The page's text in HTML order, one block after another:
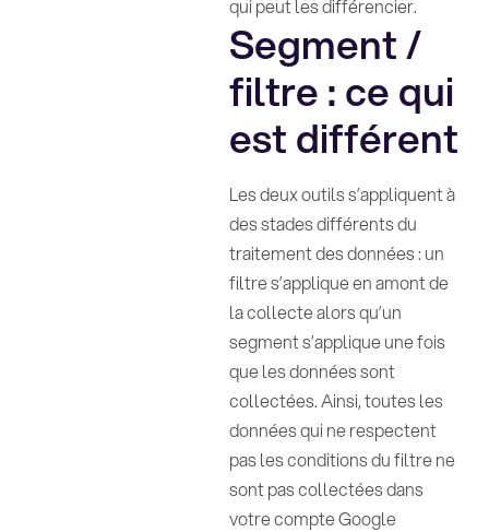
qui peut les différencier.
Segment /
filtre : ce qui
est différent
Les deux outils s’appliquent à
des stades différents du
traitement des données : un
filtre s’applique en amont de
la collecte alors qu’un
segment s’applique une fois
que les données sont
collectées. Ainsi, toutes les
données qui ne respectent
pas les conditions du filtre ne
sont pas collectées dans
votre compte Google